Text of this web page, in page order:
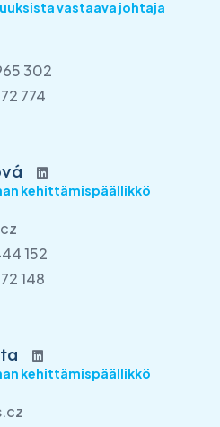
vastaava johtaja
302
774
kehittämispäällikkö
152
148
kehittämispäällikkö